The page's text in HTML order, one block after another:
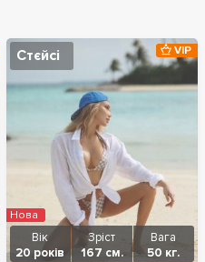
Стєйсі
Вік
20 років
Зріст
167 см.
Вага
50 кг.
VIP
Нова